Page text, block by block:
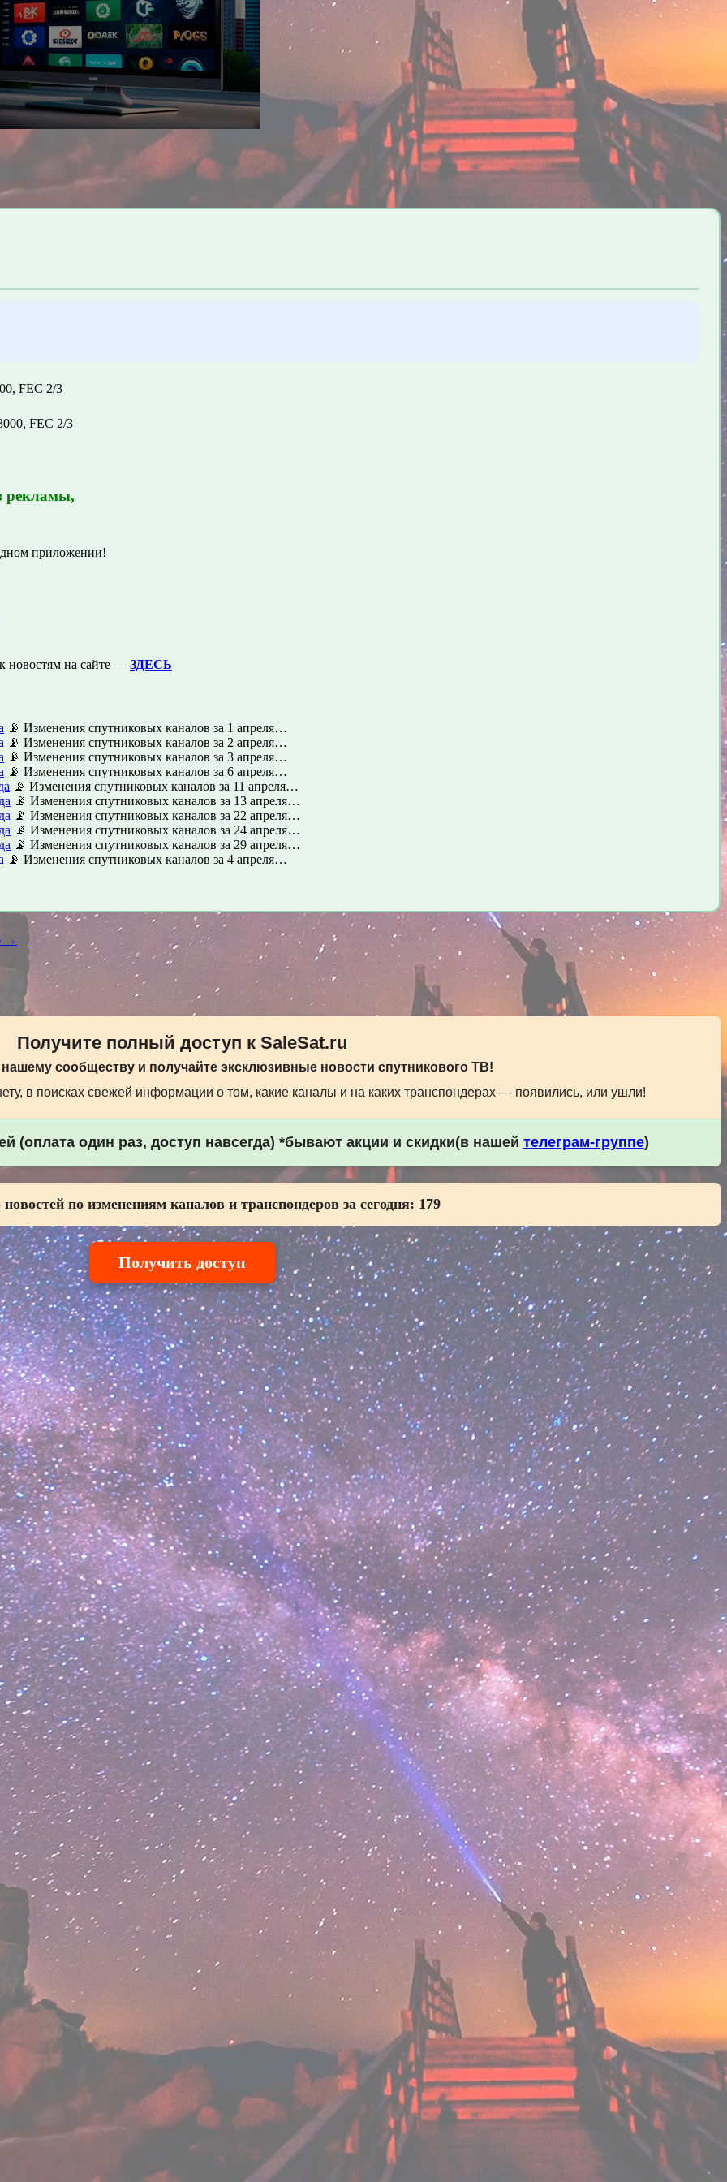
FEC 2/3
FEC 2/3
рекламы,
приложении!
новостям на сайте — ЗДЕСЬ
📡 Изменения спутниковых каналов за 1 апреля…
📡 Изменения спутниковых каналов за 2 апреля…
📡 Изменения спутниковых каналов за 3 апреля…
📡 Изменения спутниковых каналов за 6 апреля…
📡 Изменения спутниковых каналов за 11 апреля…
📡 Изменения спутниковых каналов за 13 апреля…
📡 Изменения спутниковых каналов за 22 апреля…
📡 Изменения спутниковых каналов за 24 апреля…
📡 Изменения спутниковых каналов за 29 апреля…
📡 Изменения спутниковых каналов за 4 апреля…
→
Получите полный доступ к SaleSat.ru
сообществу и получайте эксклюзивные новости спутникового ТВ!
в поисках свежей информации о том, какие каналы и на каких транспондерах — появились, или ушли!
(оплата один раз, доступ навсегда) *бывают акции и скидки(в нашей телеграм-группе)
по изменениям каналов и транспондеров за сегодня: 179
Получить доступ